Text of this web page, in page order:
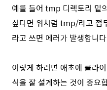
예를 들어 tmp 디렉토리 밑
싶다면 위처럼 tmp/라고 접
라고 쓰면 에러가 발생합니
이렇게 하려면 애초에 클라
식을 잘 설계하는 것이 중요